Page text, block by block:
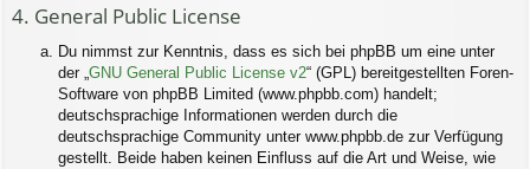
4. General Public License
Du nimmst zur Kenntnis, dass es sich bei phpBB um eine unter
der „GNU General Public License v2“ (GPL) bereitgestellten Foren-
Software von phpBB Limited (www.phpbb.com) handelt;
deutschsprachige Informationen werden durch die
deutschsprachige Community unter www.phpbb.de zur Verfügung
gestellt. Beide haben keinen Einfluss auf die Art und Weise, wie